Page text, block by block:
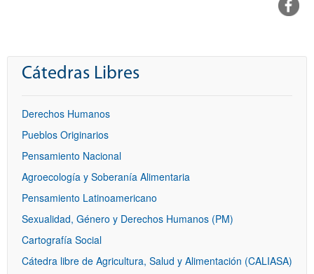
Cátedras Libres
Derechos Humanos
Pueblos Originarios
Pensamiento Nacional
Agroecología y Soberanía Alimentaria
Pensamiento Latinoamericano
Sexualidad, Género y Derechos Humanos (PM)
Cartografía Social
Cátedra libre de Agricultura, Salud y Alimentación (CALIASA)